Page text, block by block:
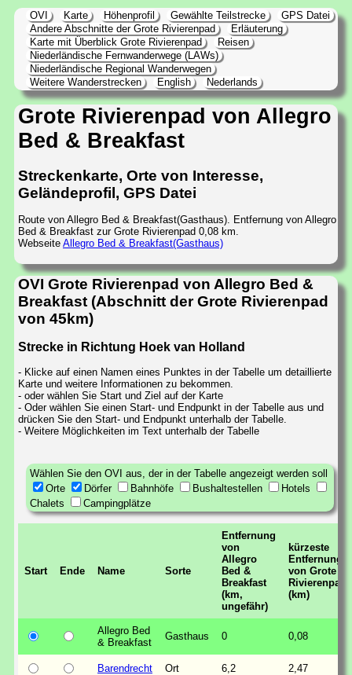
OVI Karte Höhenprofil Gewählte Teilstrecke
GPS Datei
Andere Abschnitte der Grote Rivierenpad
Erläuterung
Karte mit Überblick Grote Rivierenpad
Reisen
Niederländische Fernwanderwege (LAWs)
Niederländische Regional Wanderwegen
Weitere Wanderstrecken
English Nederlands
Grote Rivierenpad von Allegro
Bed & Breakfast
Streckenkarte, Orte von Interesse,
Geländeprofil, GPS Datei
Route von Allegro Bed & Breakfast(Gasthaus). Entfernung von Allegro
Bed & Breakfast zur Grote Rivierenpad 0,08 km.
Webseite Allegro Bed & Breakfast(Gasthaus)
OVI Grote Rivierenpad von Allegro Bed &
Breakfast (Abschnitt der Grote Rivierenpad
von 45km)
Strecke in Richtung Hoek van Holland
- Klicke auf einen Namen eines Punktes in der Tabelle um detaillierte
Karte und weitere Informationen zu bekommen.
- oder wählen Sie Start und Ziel auf der Karte
- Oder wählen Sie einen Start- und Endpunkt in der Tabelle aus und
drücken Sie den Start- und Endpunkt unterhalb der Tabelle.
- Weitere Möglichkeiten im Text unterhalb der Tabelle
Wählen Sie den OVI aus, der in der Tabelle angezeigt werden soll
Orte
Dörfer Bahnhöfe Bushaltestellen
Hotels
Chalets
Campingplätze
Start Ende Name Sorte
Entfernung
von
Allegro
Bed &
Breakfast
(km,
ungefähr)
kürzeste
Entfernung
von Grote
Rivierenpad
(km)
Allegro Bed
& Breakfast
Gasthaus 0 0,08
Barendrecht Ort 6,2 2,47